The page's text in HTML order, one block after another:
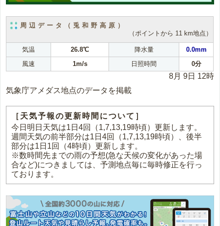
周辺データ（兎和野高原）
（ポイントから 11 km地点）
気温 26.8℃ 降水量
0.0mm
風速
1m/s 日照時間 0分
8月 9日 12時
気象庁アメダス地点のデータを掲載
［天気予報の更新時間について］
今日明日天気は1日4回（1,7,13,19時頃）更新します。
週間天気の前半部分は1日4回（1,7,13,19時頃）、後半
部分は1日1回（4時頃）更新します。
※数時間先までの雨の予想(急な天候の変化があった場
合など)につきましては、予測地点毎に毎時修正を行っ
ております。